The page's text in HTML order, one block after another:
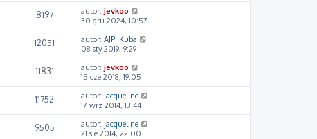
8197 autor: jevkoo
30 gru 2024, 10:57
12051 autor: AJP_Kuba
08 sty 2019, 9:29
11831 autor: jevkoo
15 cze 2018, 19:05
11752 autor: jacqueline
17 wrz 2014, 13:44
9505 autor: jacqueline
21 sie 2014, 22:00